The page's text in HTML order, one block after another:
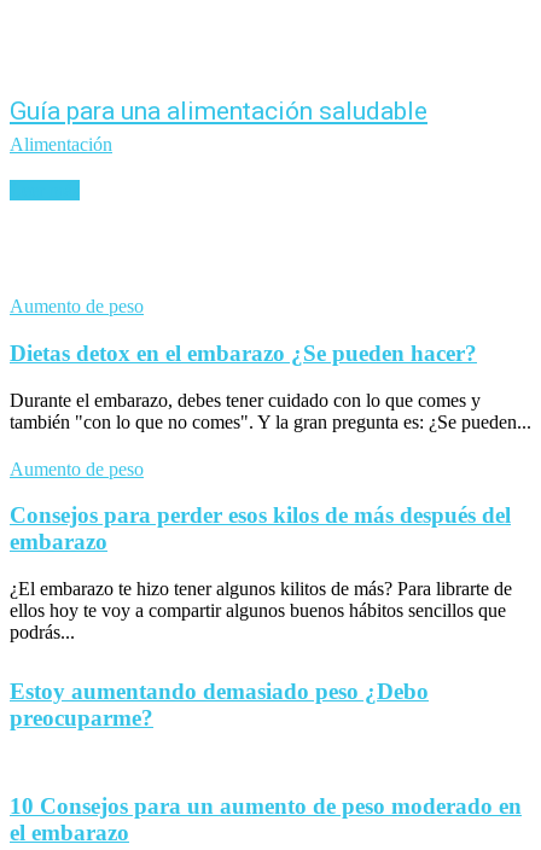
Guía para una alimentación saludable
Alimentación
Aumento de peso
Dietas detox en el embarazo ¿Se pueden hacer?
Durante el embarazo, debes tener cuidado con lo que comes y
también "con lo que no comes". Y la gran pregunta es: ¿Se pueden...
Aumento de peso
Consejos para perder esos kilos de más después del
embarazo
¿El embarazo te hizo tener algunos kilitos de más? Para librarte de
ellos hoy te voy a compartir algunos buenos hábitos sencillos que
podrás...
Estoy aumentando demasiado peso ¿Debo
preocuparme?
10 Consejos para un aumento de peso moderado en
el embarazo